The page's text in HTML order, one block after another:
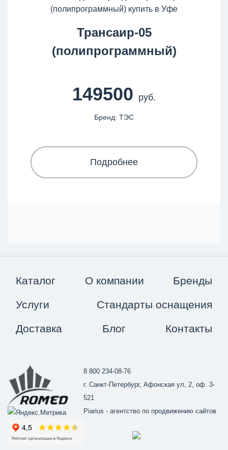
Трансаир-05
(полипрограммный)
149500 руб.
Бренд: ТЭС
Подробнее
Каталог О компании Бренды
Услуги Стандарты оснащения
Доставка Блог Контакты
8 800 234-08-76
г. Санкт-Петербург, Афонская ул, 2, оф. 3-
521
Piarius - агентство по продвижению сайтов